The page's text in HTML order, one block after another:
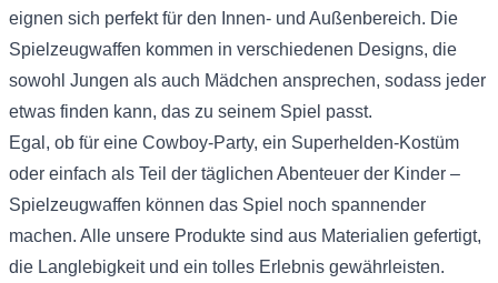
eignen sich perfekt für den Innen- und Außenbereich. Die
Spielzeugwaffen kommen in verschiedenen Designs, die
sowohl Jungen als auch Mädchen ansprechen, sodass jeder
etwas finden kann, das zu seinem Spiel passt.
Egal, ob für eine Cowboy-Party, ein Superhelden-Kostüm
oder einfach als Teil der täglichen Abenteuer der Kinder –
Spielzeugwaffen können das Spiel noch spannender
machen. Alle unsere Produkte sind aus Materialien gefertigt,
die Langlebigkeit und ein tolles Erlebnis gewährleisten.